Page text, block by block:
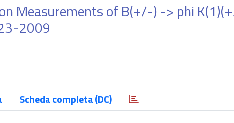
Measurements of B(+/-) -> phi
2009
Scheda completa (DC)